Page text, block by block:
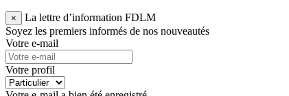
×
La lettre d’information FDLM
Soyez les premiers informés de nos nouveautés
Votre e-mail
Votre profil